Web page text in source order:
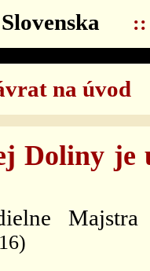
Slovenska ::
na úvod
Doliny je